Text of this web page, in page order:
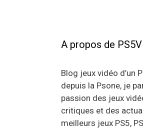
A propos de
Blog jeux vidéo d’un
depuis la Psone, je
passion des jeux
critiques et des
meilleurs jeux PS5,